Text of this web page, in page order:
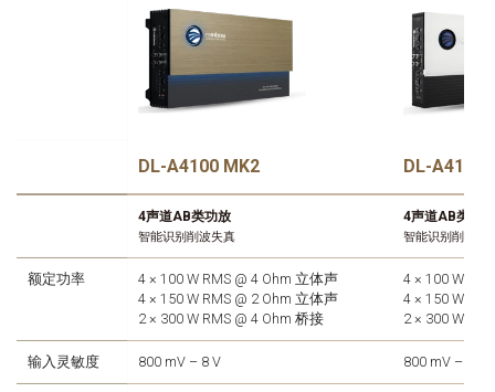
DL-A4100 MK2 DL-A4100
4声道AB类功放
智能识别削波失真
4声道AB类功放
智能识别削波失
额定功率
4 × 100 W RMS @ 4 Ohm 立体声
4 × 150 W RMS @ 2 Ohm 立体声
2 × 300 W RMS @ 4 Ohm 桥接
4 × 100 W
4 × 150 W
2 × 300 W
输入灵敏度 800 mV – 8 V 800 mV – 8 V